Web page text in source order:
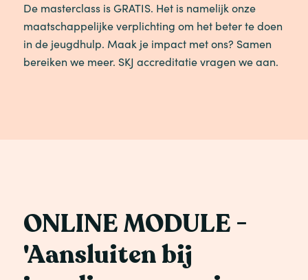
De masterclass is GRATIS. Het is namelijk onze
maatschappelijke verplichting om het beter te doen
in de jeugdhulp. Maak je impact met ons? Samen
bereiken we meer. SKJ accreditatie vragen we aan.
ONLINE MODULE -
'Aansluiten bij